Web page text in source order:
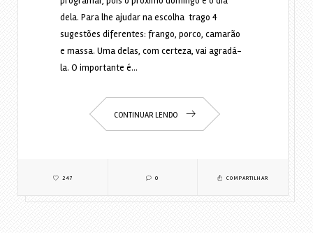
dela. Para lhe ajudar na escolha trago 4
sugestões diferentes: frango, porco, camarão
e massa. Uma delas, com certeza, vai agradá-
la. O importante é…
CONTINUAR LENDO
247 0 COMPARTILHAR